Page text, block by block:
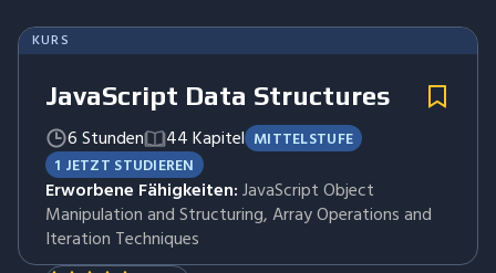
KURS
JavaScript Data Structures
6 Stunden 44 Kapitel MITTELSTUFE
1 JETZT STUDIEREN
Erworbene Fähigkeiten:JavaScript Object
Manipulation and Structuring, Array Operations and
Iteration Techniques